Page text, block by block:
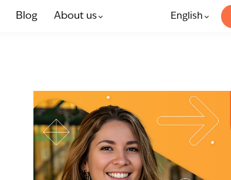
Blog About us English